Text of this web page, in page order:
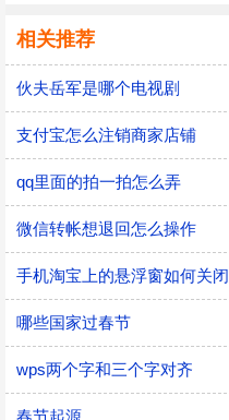
相关推荐
伙夫岳军是哪个电视剧
支付宝怎么注销商家店铺
qq里面的拍一拍怎么弄
微信转帐想退回怎么操作
手机淘宝上的悬浮窗如何关闭
哪些国家过春节
wps两个字和三个字对齐
春节起源